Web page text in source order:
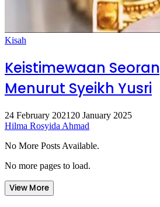
Kisah
Keistimewaan
Menurut Syeikh Yusri
24 February 2021 20 January 2025
Hilma Rosyida Ahmad
No More Posts Available.
No more pages to load.
View More